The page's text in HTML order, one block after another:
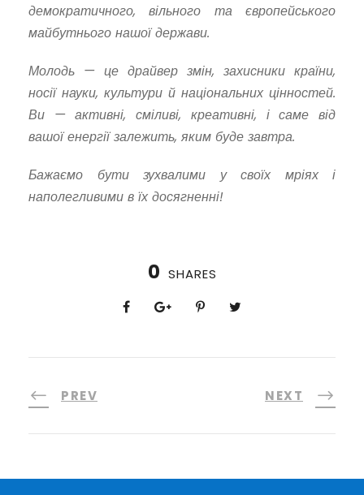
демократичного, вільного та європейського
майбутнього нашої держави.
Молодь — це драйвер змін, захисники країни,
носії науки, культури й національних цінностей.
Ви — активні, сміливі, креативні, і саме від
вашої енергії залежить, яким буде завтра.
Бажаємо бути зухвалими у своїх мріях і
наполегливими в їх досягненні!
0 SHARES
PREV NEXT